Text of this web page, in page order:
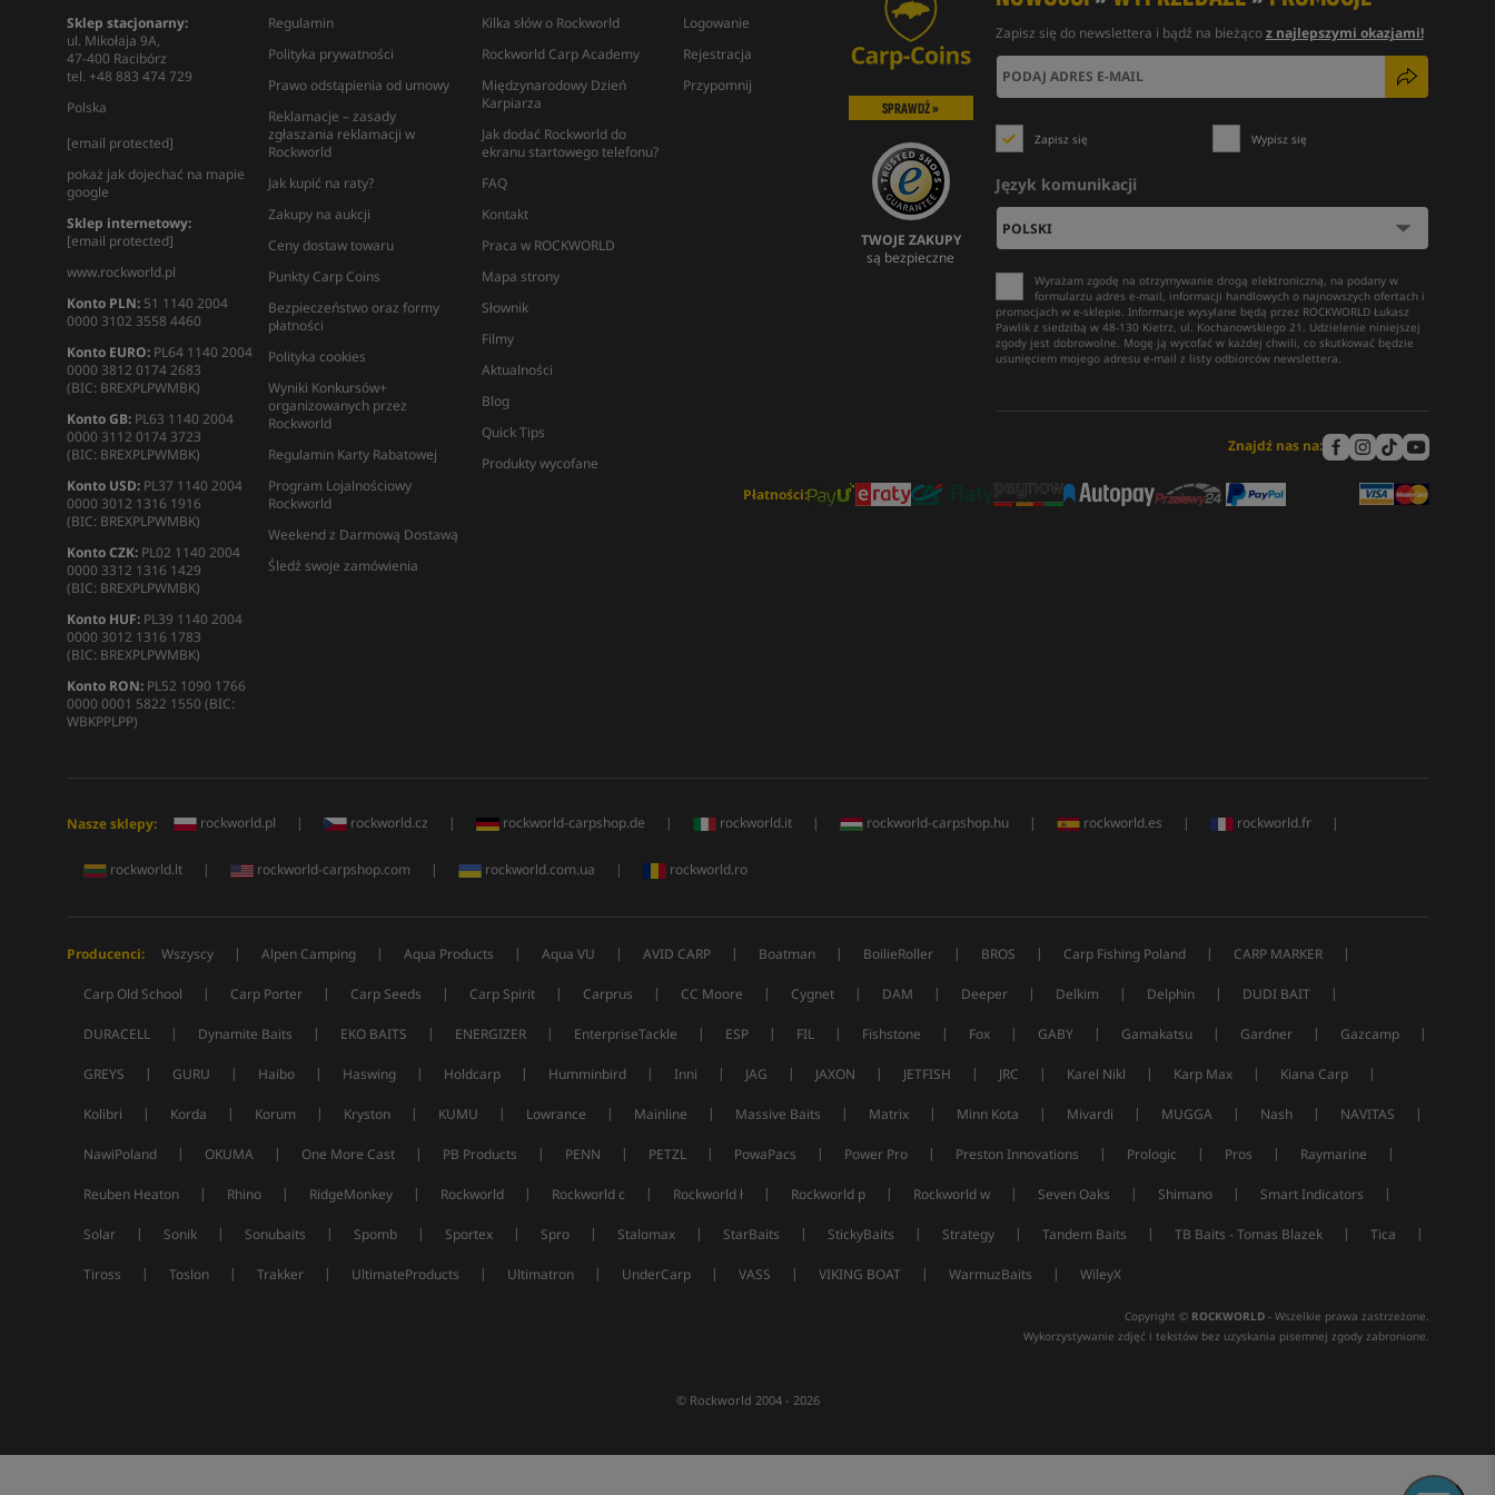
Zapisz się do newslettera i bądź na bieżącoz najlepszymi okazjami!
Zapisz się Wypisz się
Język komunikacji
Wyrażam zgodę na otrzymywanie drogą elektroniczną, na podany w
formularzu adres e-mail, informacji handlowych o najnowszych ofertach i
promocjach w e-sklepie. Informacje wysyłane będą przez ROCKWORLD Łukasz
Pawlik z siedzibą w 48-130 Kietrz, ul. Kochanowskiego 21. Udzielenie niniejszej
zgody jest dobrowolne. Mogę ją wycofać w każdej chwili, co skutkować będzie
usunięciem mojego adresu e-mail z listy odbiorców newslettera.
Znajdź nas na:
Płatności:
Sklep stacjonarny:
ul. Mikołaja 9A,
47-400 Racibórz
tel. +48 883 474 729
Polska
[email protected]
pokaż jak dojechać na mapie
google
Sklep internetowy:
[email protected]
www.rockworld.pl
Konto PLN:51 1140 2004
0000 3102 3558 4460
Konto EURO:PL64 1140 2004
0000 3812 0174 2683
(BIC: BREXPLPWMBK)
Konto GB:PL63 1140 2004
0000 3112 0174 3723
(BIC: BREXPLPWMBK)
Konto USD:PL37 1140 2004
0000 3012 1316 1916
(BIC: BREXPLPWMBK)
Konto CZK:PL02 1140 2004
0000 3312 1316 1429
(BIC: BREXPLPWMBK)
Konto HUF:PL39 1140 2004
0000 3012 1316 1783
(BIC: BREXPLPWMBK)
Konto RON:PL52 1090 1766
0000 0001 5822 1550 (BIC:
WBKPPLPP)
Regulamin
Polityka prywatności
Prawo odstąpienia od umowy
Reklamacje – zasady
zgłaszania reklamacji w
Rockworld
Jak kupić na raty?
Zakupy na aukcji
Ceny dostaw towaru
Punkty Carp Coins
Bezpieczeństwo oraz formy
płatności
Polityka cookies
Wyniki Konkursów+
organizowanych przez
Rockworld
Regulamin Karty Rabatowej
Program Lojalnościowy
Rockworld
Weekend z Darmową Dostawą
Śledź swoje zamówienia
Kilka słów o Rockworld
Rockworld Carp Academy
Międzynarodowy Dzień
Karpiarza
Jak dodać Rockworld do
ekranu startowego telefonu?
FAQ
Kontakt
Praca w ROCKWORLD
Mapa strony
Słownik
Filmy
Aktualności
Blog
Quick Tips
Produkty wycofane
Logowanie
Rejestracja
Przypomnij
SPRAWDŹ »
TWOJE ZAKUPY
są bezpieczne
Nasze sklepy: rockworld.pl | rockworld.cz | rockworld-carpshop.de | rockworld.it | rockworld-carpshop.hu | rockworld.es | rockworld.fr |
rockworld.lt | rockworld-carpshop.com | rockworld.com.ua | rockworld.ro
Producenci: Wszyscy | Alpen Camping | Aqua Products | Aqua VU | AVID CARP | Boatman | BoilieRoller | BROS | Carp Fishing Poland | CARP MARKER |
Carp Old School | Carp Porter | Carp Seeds | Carp Spirit | Carprus | CC Moore | Cygnet | DAM | Deeper | Delkim | Delphin | DUDI BAIT |
DURACELL | Dynamite Baits | EKO BAITS | ENERGIZER | EnterpriseTackle | ESP | FIL | Fishstone | Fox | GABY | Gamakatsu | Gardner | Gazcamp |
GREYS | GURU | Haibo | Haswing | Holdcarp | Humminbird | Inni | JAG | JAXON | JETFISH | JRC | Karel Nikl | Karp Max | Kiana Carp |
Kolibri | Korda | Korum | Kryston | KUMU | Lowrance | Mainline | Massive Baits | Matrix | Minn Kota | Mivardi | MUGGA | Nash | NAVITAS |
NawiPoland | OKUMA | One More Cast | PB Products | PENN | PETZL | PowaPacs | Power Pro | Preston Innovations | Prologic | Pros | Raymarine |
Reuben Heaton | Rhino | RidgeMonkey | Rockworld | Rockworld c | Rockworld ł | Rockworld p | Rockworld w | Seven Oaks | Shimano | Smart Indicators |
Solar | Sonik | Sonubaits | Spomb | Sportex | Spro | Stalomax | StarBaits | StickyBaits | Strategy | Tandem Baits | TB Baits - Tomas Blazek | Tica |
Tiross | Toslon | Trakker | UltimateProducts | Ultimatron | UnderCarp | VASS | VIKING BOAT | WarmuzBaits | WileyX
Copyright © ROCKWORLD- Wszelkie prawa zastrzeżone.
Wykorzystywanie zdjęć i tekstów bez uzyskania pisemnej zgody zabronione.
© Rockworld 2004 - 2026